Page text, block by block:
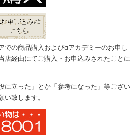
での商品購入およびαアカデミーのお申し
店経由にてご購入・お申込みされたことに
に立った」とか「参考になった」等ござい
致します。